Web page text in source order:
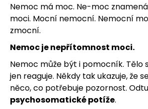
Nemoc má moc. Ne-moc
moci. Mocní nemocní. Nemocní
zmocní.
Nemoc je nepřítomnost moci.
Nemoc může být i pomocník. Tělo
jen reaguje. Někdy tak ukazuje, že
něco, co potřebuje pozornost.
psychosomatické potíže.